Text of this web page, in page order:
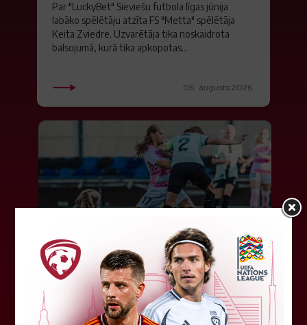
Par "LuckyBet" Sieviešu futbola līgas jūnija
labāko spēlētāju atzīta FS "Metta" spēlētāja
Keita Zviedre. Uzvarētāja tika noskaidrota
balsojumā, kurā tika apkopotas...
06. augusts 2026.
"Riga FC Women" liek kārtīgi
pasvīst dānietēm
Latvijas čempions sieviešu futbolā "Riga FC
Women" trešdien aizvadīja UEFA Čempionu līgas